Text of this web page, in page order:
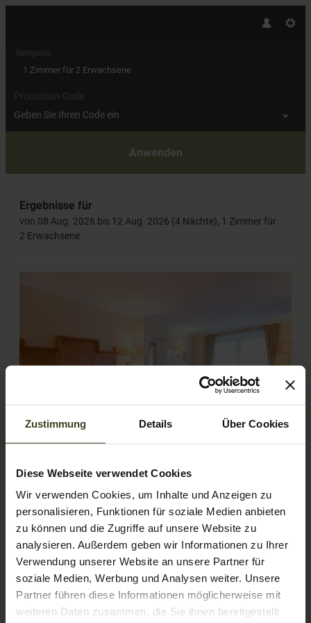
Zustimmung Details Über Cookies
Diese Webseite verwendet Cookies
Wir verwenden Cookies, um Inhalte und Anzeigen zu
personalisieren, Funktionen für soziale Medien anbieten
zu können und die Zugriffe auf unsere Website zu
analysieren. Außerdem geben wir Informationen zu Ihrer
Verwendung unserer Website an unsere Partner für
soziale Medien, Werbung und Analysen weiter. Unsere
Partner führen diese Informationen möglicherweise mit
weiteren Daten zusammen, die Sie ihnen bereitgestellt
Belegung
1 Zimmer für 2 Erwachsene
Promotion-Code
Geben Sie Ihren Code ein
Anwenden
Ergebnisse für
von 08 Aug. 2026 bis 12 Aug. 2026 (4 Nächte), 1 Zimmer für
2 Erwachsene
4
Wohnkomfortzimmer Hellbrunn
de luxe
Max.: 4 Personen 37 m2
Balkon/Terrasse Dusche
Fernseher
Haarföhn
Handtücher